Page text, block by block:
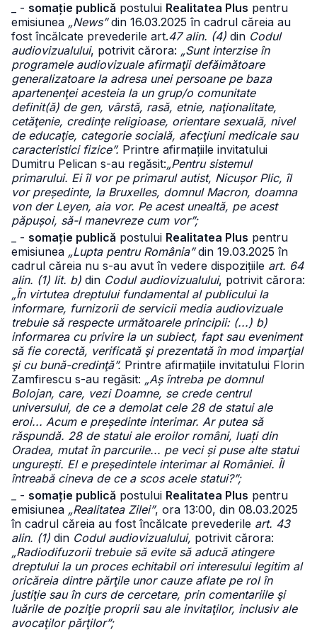
_ - somație publică postului Realitatea Plus pentru
emisiunea „News”din 16.03.2025 în cadrul căreia au
fost încălcate prevederile art.47 alin. (4) din Codul
audiovizualului, potrivit cărora: „Sunt interzise în
programele audiovizuale afirmaţii defăimătoare
generalizatoare la adresa unei persoane pe baza
apartenenţei acesteia la un grup/o comunitate
definit(ă) de gen, vârstă, rasă, etnie, naţionalitate,
cetăţenie, credinţe religioase, orientare sexuală, nivel
de educaţie, categorie socială, afecţiuni medicale sau
caracteristici fizice”. Printre afirmațiile invitatului
Dumitru Pelican s-au regăsit:„Pentru sistemul
primarului. Ei îl vor pe primarul autist, Nicușor Plic, îl
vor președinte, la Bruxelles, domnul Macron, doamna
von der Leyen, aia vor. Pe acest unealtă, pe acest
păpușoi, să-l manevreze cum vor”;
_ - somație publică postului Realitatea Plus pentru
emisiunea „Lupta pentru România”din 19.03.2025 în
cadrul căreia nu s-au avut în vedere dispozițiile art. 64
alin. (1) lit. b) din Codul audiovizualului, potrivit cărora:
„În virtutea dreptului fundamental al publicului la
informare, furnizorii de servicii media audiovizuale
trebuie să respecte următoarele principii: (...) b)
informarea cu privire la un subiect, fapt sau eveniment
să fie corectă, verificată şi prezentată în mod imparţial
şi cu bună-credinţă”. Printre afirmațiile invitatului Florin
Zamfirescu s-au regăsit: „Aș întreba pe domnul
Bolojan, care, vezi Doamne, se crede centrul
universului, de ce a demolat cele 28 de statui ale
eroi... Acum e președinte interimar. Ar putea să
răspundă. 28 de statui ale eroilor români, luați din
Oradea, mutat în parcurile... pe veci și puse alte statui
ungurești. El e președintele interimar al României. Îl
întreabă cineva de ce a scos acele statui?”;
_ - somație publică postului Realitatea Plus pentru
emisiunea „Realitatea Zilei”, ora 13:00, din 08.03.2025
în cadrul căreia au fost încălcate prevederile art. 43
alin. (1) din Codul audiovizualului, potrivit cărora:
„Radiodifuzorii trebuie să evite să aducă atingere
dreptului la un proces echitabil ori interesului legitim al
oricăreia dintre părţile unor cauze aflate pe rol în
justiţie sau în curs de cercetare, prin comentariile şi
luările de poziţie proprii sau ale invitaţilor, inclusiv ale
avocaţilor părţilor”;